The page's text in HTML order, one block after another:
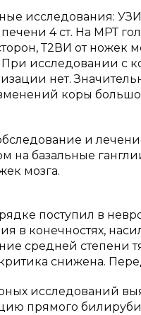
исследования:
4 ст. На МРТ
Т2ВИ от ножек
При исследовании с
нет.
коры
и
на базальные
мозга.
поступил в
в конечностях,
средней степени
снижена.
исследований
прямого